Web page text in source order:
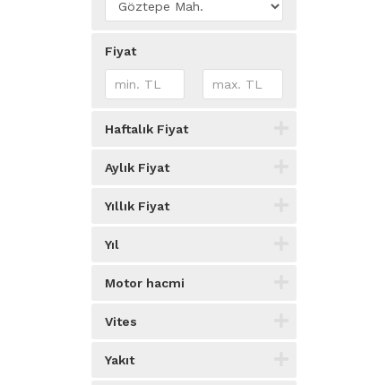
Fiyat
Haftalık Fiyat
Aylık Fiyat
Yıllık Fiyat
Yıl
Motor hacmi
Vites
Yakıt